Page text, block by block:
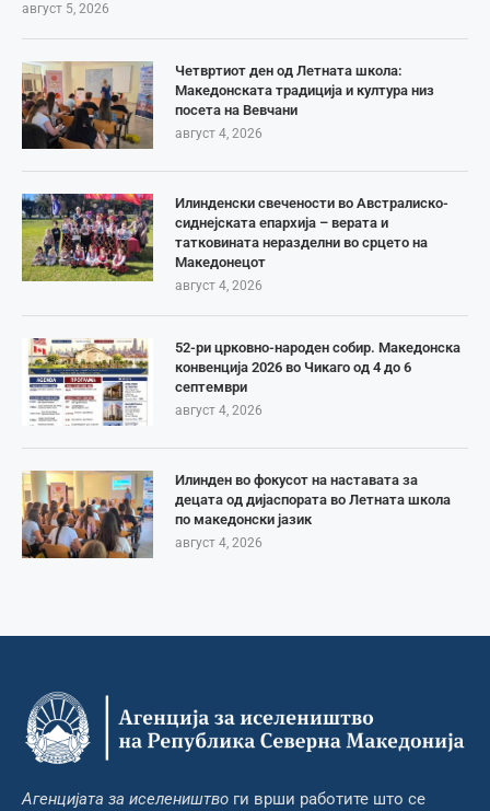
август 5, 2026
Четвртиот ден од Летната школа:
Македонската традиција и култура низ
посета на Вевчани
август 4, 2026
Илинденски свечености во Австралиско-
сиднејската епархија – верата и
татковината неразделни во срцето на
Македонецот
август 4, 2026
52-ри црковно-народен собир. Македонска
конвенција 2026 во Чикаго од 4 до 6
септември
август 4, 2026
Илинден во фокусот на наставата за
децата од дијаспората во Летната школа
по македонски јазик
август 4, 2026
Агенцијата за иселеништво ги врши работите што се